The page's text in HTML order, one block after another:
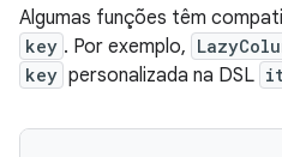
Algumas funções têm
key . Por exemplo,
key personalizada na DSL